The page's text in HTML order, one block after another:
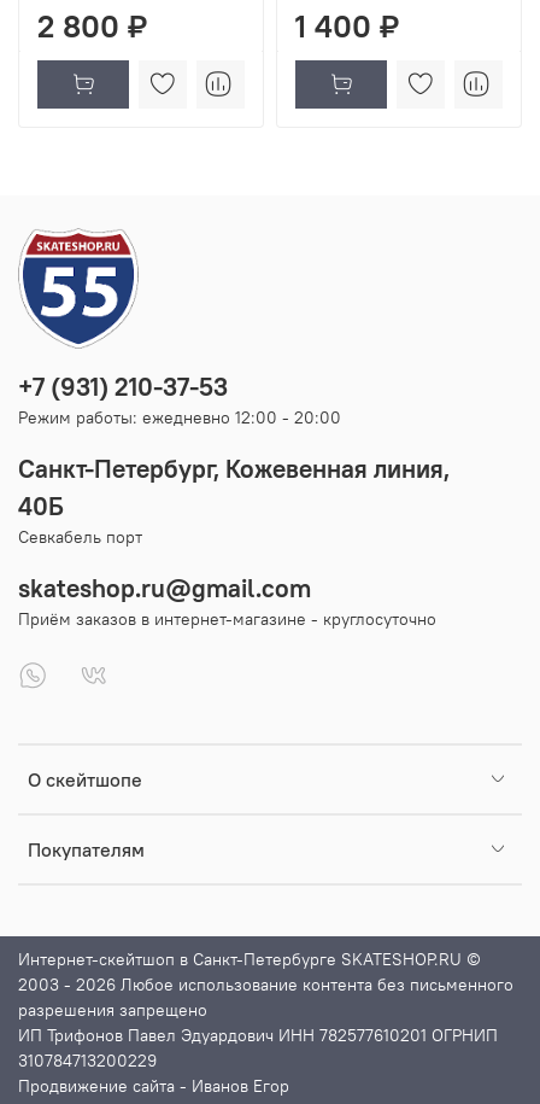
2 800 ₽ 1 400 ₽
О скейтшопе
Покупателям
+7 (931) 210-37-53
Режим работы: ежедневно 12:00 - 20:00
Санкт-Петербург, Кожевенная линия,
40Б
Севкабель порт
skateshop.ru@gmail.com
Приём заказов в интернет-магазине - круглосуточно
Интернет-скейтшоп в Санкт-Петербурге SKATESHOP.RU ©
2003 - 2026 Любое использование контента без письменного
разрешения запрещено
ИП Трифонов Павел Эдуардович ИНН 782577610201 ОГРНИП
310784713200229
Продвижение сайта - Иванов Егор